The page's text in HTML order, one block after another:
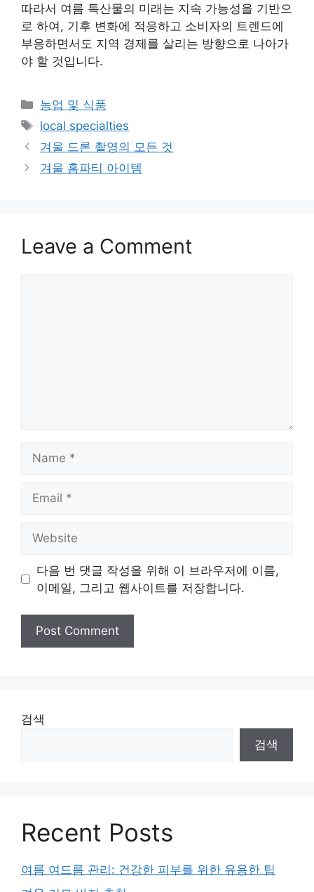
따라서 여름 특산물의 미래는 지속 가능성을 기반으
로 하여, 기후 변화에 적응하고 소비자의 트렌드에
부응하면서도 지역 경제를 살리는 방향으로 나아가
야 할 것입니다.
Categories
농업 및 식품
Tags
local specialties
겨울 드론 촬영의 모든 것
겨울 홈파티 아이템
Leave a Comment
다음 번 댓글 작성을 위해 이 브라우저에 이름,
이메일, 그리고 웹사이트를 저장합니다.
검색
검색
Recent Posts
여름 여드름 관리: 건강한 피부를 위한 유용한 팁